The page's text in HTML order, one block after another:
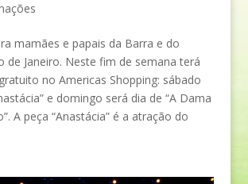
mamães e papais da Barra e do
de Janeiro. Neste fim de semana terá
no Americas Shopping: sábado
e domingo será dia de “A Dama
A peça “Anastácia” é a atração do